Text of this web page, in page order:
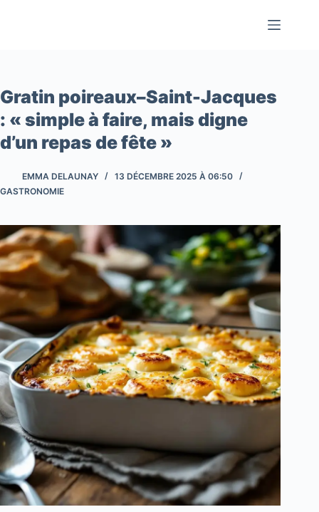
Gratin poireaux–Saint-Jacques
: « simple à faire, mais digne
d’un repas de fête »
EMMA DELAUNAY
13 DÉCEMBRE 2025 À 06:50
GASTRONOMIE